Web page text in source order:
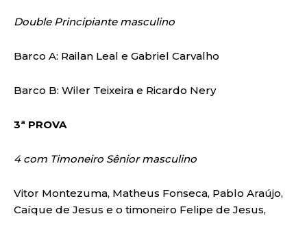
Double Principiante masculino
Barco A: Railan Leal e Gabriel Carvalho
Barco B: Wiler Teixeira e Ricardo Nery
3ª PROVA
4 com Timoneiro Sênior masculino
Vitor Montezuma, Matheus Fonseca, Pablo Araújo,
Caíque de Jesus e o timoneiro Felipe de Jesus,